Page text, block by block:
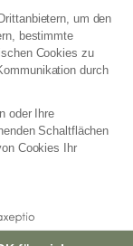
um den
bestimmte
Cookies zu
durch
oder Ihre
Schaltflächen
Cookies Ihr